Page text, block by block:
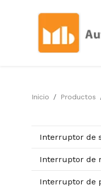
Inicio Productos
Interruptor de
Interruptor de
Interruptor de